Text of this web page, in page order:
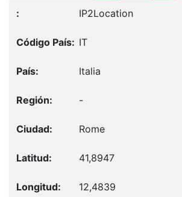
IP2Location
IT
Italia
-
Rome
41,8947
12,4839